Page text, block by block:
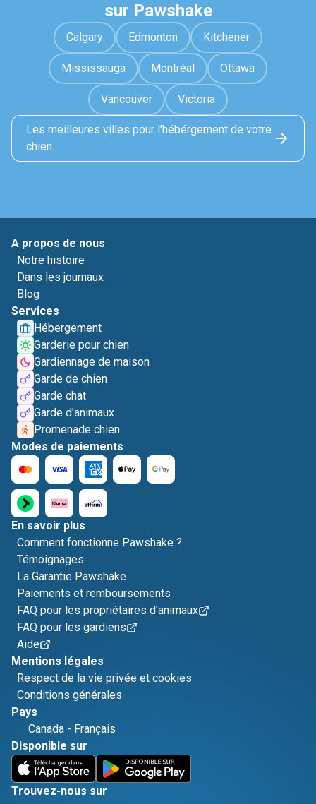
sur Pawshake
Calgary Edmonton Kitchener
Mississauga Montréal Ottawa
Vancouver Victoria
Les meilleures villes pour l'hébérgement de votre
chien
A propos de nous
Notre histoire
Dans les journaux
Blog
Services
Hébergement
Garderie pour chien
Gardiennage de maison
Garde de chien
Garde chat
Garde d'animaux
Promenade chien
Modes de paiements
En savoir plus
Comment fonctionne Pawshake ?
Témoignages
La Garantie Pawshake
Paiements et remboursements
FAQ pour les propriétaires d'animaux
FAQ pour les gardiens
Aide
Mentions légales
Respect de la vie privée et cookies
Conditions générales
Pays
Canada - Français
Disponible sur
Trouvez-nous sur